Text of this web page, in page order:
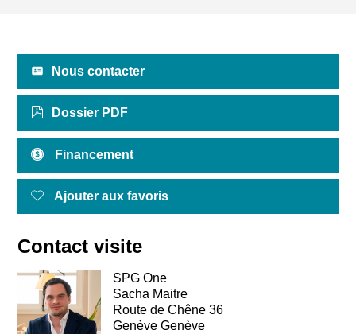
Nous contacter
Dossier PDF
Financement
Ajouter aux favoris
Contact visite
SPG One
Sacha Maitre
Route de Chêne 36
Genève Genève